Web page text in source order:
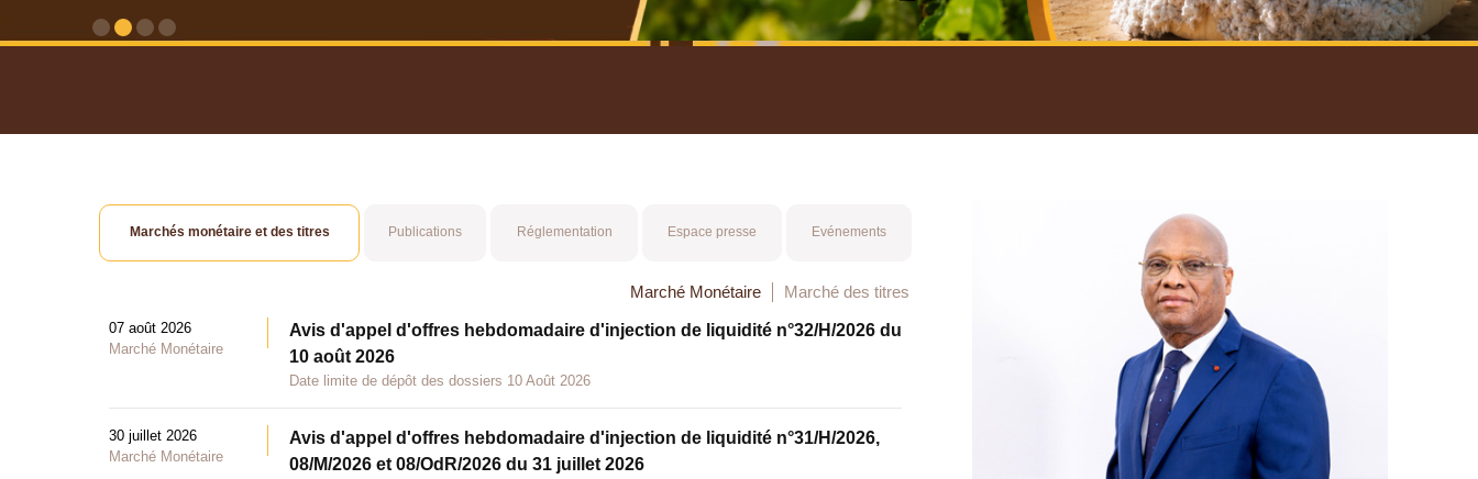
Marchés monétaire et des titres Publications Réglementation Espace presse Evénements
Marché Monétaire Marché des titres
07 août 2026
Marché Monétaire
Avis d'appel d'offres hebdomadaire d'injection de liquidité n°32/H/2026 du
10 août 2026
Date limite de dépôt des dossiers 10 Août 2026
30 juillet 2026
Marché Monétaire
Avis d'appel d'offres hebdomadaire d'injection de liquidité n°31/H/2026,
08/M/2026 et 08/OdR/2026 du 31 juillet 2026